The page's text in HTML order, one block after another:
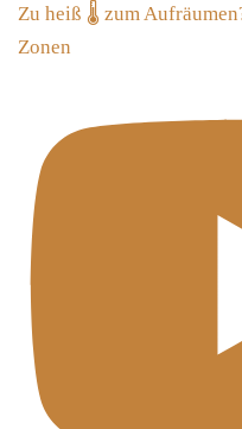
Zu heiß 🌡 zum
Zonen